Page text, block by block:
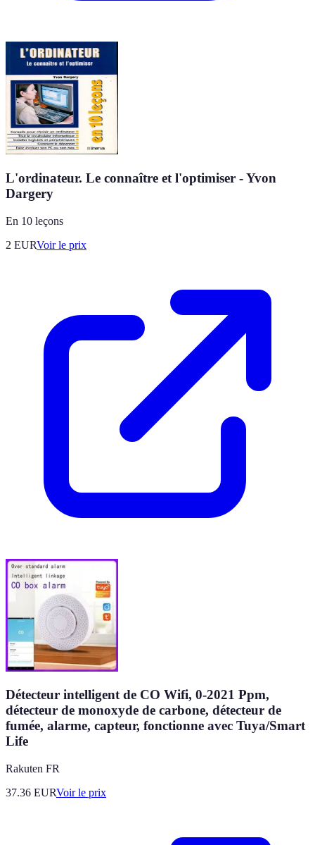
L'ordinateur. Le connaître et l'optimiser - Yvon
Dargery
En 10 leçons
2 EURVoir le prix
Détecteur intelligent de CO Wifi, 0-2021 Ppm,
détecteur de monoxyde de carbone, détecteur de
fumée, alarme, capteur, fonctionne avec Tuya/Smart
Life
Rakuten FR
37.36 EURVoir le prix